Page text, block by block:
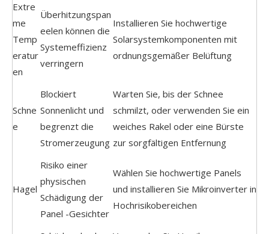
Extre
me
Temp
eratur
en
Überhitzungspan
eelen können die
Systemeffizienz
verringern
Installieren Sie hochwertige
Solarsystemkomponenten mit
ordnungsgemäßer Belüftung
Schne
e
Blockiert
Sonnenlicht und
begrenzt die
Stromerzeugung
Warten Sie, bis der Schnee
schmilzt, oder verwenden Sie ein
weiches Rakel oder eine Bürste
zur sorgfältigen Entfernung
Hagel
Risiko einer
physischen
Schädigung der
Panel -Gesichter
Wählen Sie hochwertige Panels
und installieren Sie Mikroinverter in
Hochrisikobereichen